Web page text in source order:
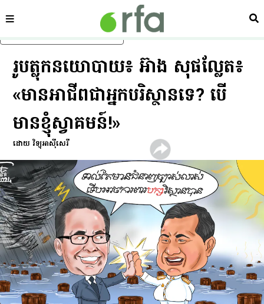
រំលងទៅមាតិកាចម្បង
ផ្នែក ស្វ
រូបត្លុកនយោបាយ​៖ អ៊ាង សុផល្លែត៖
«មាន​អាជីព​ជា​អ្នក​បរិស្ថាន​ទេ? បើ​
មាន​ខ្ញុំ​ស្វាគមន៍!»
ដោយ វិទ្យុអាស៊ីសេរី